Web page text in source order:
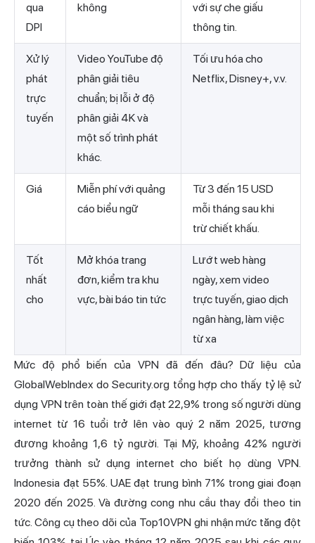
qua
DPI
không
với sự che giấu
thông tin.
Xử lý
phát
trực
tuyến
Video YouTube độ
phân giải tiêu
chuẩn; bị lỗi ở độ
phân giải 4K và
một số trình phát
khác.
Tối ưu hóa cho
Netflix, Disney+, v.v.
Giá
Miễn phí với quảng
cáo biểu ngữ
Từ 3 đến 15 USD
mỗi tháng sau khi
trừ chiết khấu.
Tốt
nhất
cho
Mở khóa trang
đơn, kiểm tra khu
vực, bài báo tin tức
Lướt web hàng
ngày, xem video
trực tuyến, giao dịch
ngân hàng, làm việc
từ xa
Mức độ phổ biến của VPN đã đến đâu? Dữ liệu của
GlobalWebIndex do Security.org tổng hợp cho thấy tỷ lệ sử
dụng VPN trên toàn thế giới đạt 22,9% trong số người dùng
internet từ 16 tuổi trở lên vào quý 2 năm 2025, tương
đương khoảng 1,6 tỷ người. Tại Mỹ, khoảng 42% người
trưởng thành sử dụng internet cho biết họ dùng VPN.
Indonesia đạt 55%. UAE đạt trung bình 71% trong giai đoạn
2020 đến 2025. Và đường cong nhu cầu thay đổi theo tin
tức. Công cụ theo dõi của Top10VPN ghi nhận mức tăng đột